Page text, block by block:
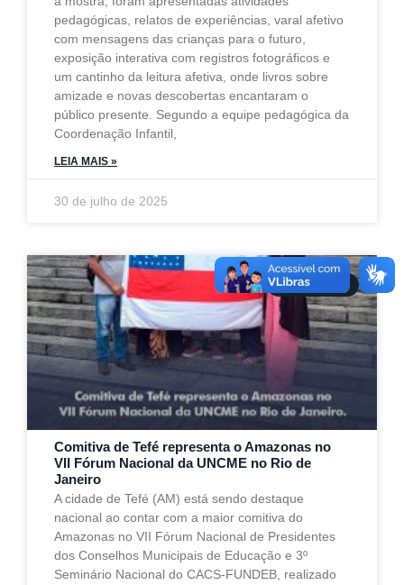
pedagógicas, relatos de experiências, varal afetivo
com mensagens das crianças para o futuro,
exposição interativa com registros fotográficos e
um cantinho da leitura afetiva, onde livros sobre
amizade e novas descobertas encantaram o
público presente. Segundo a equipe pedagógica da
Coordenação Infantil,
LEIA MAIS »
30 de julho de 2025
DESTAQUES
Comitiva de Tefé representa o Amazonas no
VII Fórum Nacional da UNCME no Rio de
Janeiro
A cidade de Tefé (AM) está sendo destaque
nacional ao contar com a maior comitiva do
Amazonas no VII Fórum Nacional de Presidentes
dos Conselhos Municipais de Educação e 3º
Seminário Nacional do CACS-FUNDEB, realizado